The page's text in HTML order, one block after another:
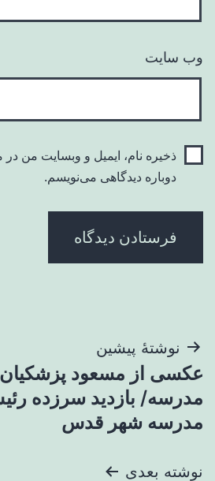
وب‌ سایت
ذخیره نام، ایمیل و وبسایت من
دوباره دیدگاهی می‌نویسم.
راهبری
نوشته
نوشتهٔ پیشین
عکسی از مسعود
مدرسه شهر قدس
نوشته بعدی